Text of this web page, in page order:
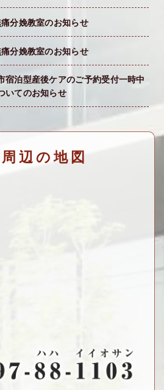
分娩教室のお知らせ
分娩教室のお知らせ
宿泊型産後ケアのご予約受付一時中
いてのお知らせ
辺の地図